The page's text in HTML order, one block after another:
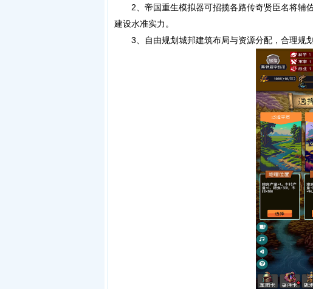
2、帝国重生模拟器可招揽各路传奇贤臣名将辅
建设水准实力。
3、自由规划城邦建筑布局与资源分配，合理规划